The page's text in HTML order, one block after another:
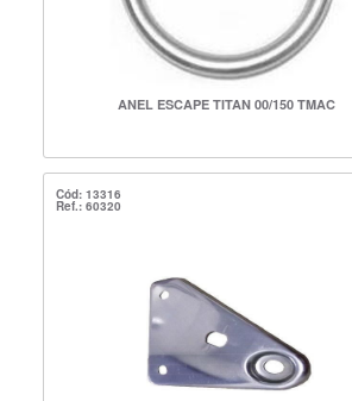
ANEL ESCAPE TITAN 00/150 TMAC
Cód: 13316
Ref.: 60320